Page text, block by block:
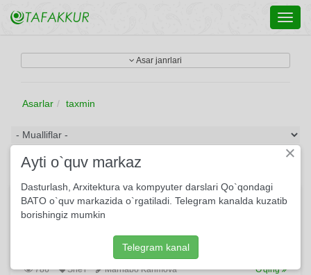
Asar janrlari
Asarlar taxmin
Zamonaviy vahshiylik
Er dedi, xotiniga Gazeta o‘qib turib: -Arab bo'lib qolmapmiz,
bo‘larkan. Qiz tug‘ilsa chaqaloq, Yerni kovlab ko‘markan...
786 She'r Marhabo Karimova O'qing
×
Ayti o`quv markaz
Dasturlash, Arxitektura va kompyuter darslari Qo`qondagi
BATO o`quv markazida o`rgatiladi. Telegram kanalda kuzatib
borishingiz mumkin
Telegram kanal